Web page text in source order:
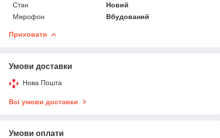
Стан
Новий
Мікрофон
Вбудований
Приховати
Умови доставки
Нова Пошта
Всі умови доставки
Умови оплати